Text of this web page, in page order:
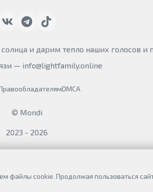
и дарим тепло наших голосов и
— info@lightfamily.online
DMCA
© Mondi
2023 - 2026
файлы cookie. Продолжая пользоваться